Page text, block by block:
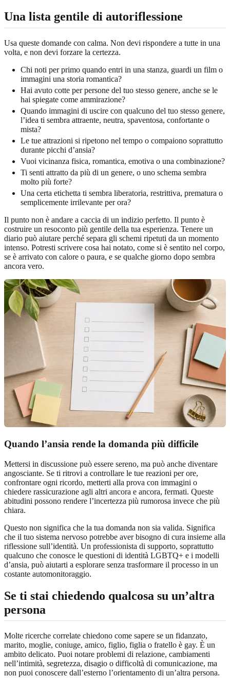
Una lista gentile di autoriflessione
Usa queste domande con calma. Non devi rispondere a tutte in una
volta, e non devi forzare la certezza.
Chi noti per primo quando entri in una stanza, guardi un film o
immagini una storia romantica?
Hai avuto cotte per persone del tuo stesso genere, anche se le
hai spiegate come ammirazione?
Quando immagini di uscire con qualcuno del tuo stesso genere,
l’idea ti sembra attraente, neutra, spaventosa, confortante o
mista?
Le tue attrazioni si ripetono nel tempo o compaiono soprattutto
durante picchi d’ansia?
Vuoi vicinanza fisica, romantica, emotiva o una combinazione?
Ti senti attratto da più di un genere, o uno schema sembra
molto più forte?
Una certa etichetta ti sembra liberatoria, restrittiva, prematura o
semplicemente irrilevante per ora?
Il punto non è andare a caccia di un indizio perfetto. Il punto è
costruire un resoconto più gentile della tua esperienza. Tenere un
diario può aiutare perché separa gli schemi ripetuti da un momento
intenso. Potresti scrivere cosa hai notato, come si è sentito nel corpo,
se è arrivato con calore o paura, e se qualche giorno dopo sembra
ancora vero.
Quando l’ansia rende la domanda più difficile
Mettersi in discussione può essere sereno, ma può anche diventare
angosciante. Se ti ritrovi a controllare le tue reazioni per ore,
confrontare ogni ricordo, metterti alla prova con immagini o
chiedere rassicurazione agli altri ancora e ancora, fermati. Queste
abitudini possono rendere l’incertezza più rumorosa invece che più
chiara.
Questo non significa che la tua domanda non sia valida. Significa
che il tuo sistema nervoso potrebbe aver bisogno di cura insieme alla
riflessione sull’identità. Un professionista di supporto, soprattutto
qualcuno che conosce le questioni di identità LGBTQ+ e i modelli
d’ansia, può aiutarti a esplorare senza trasformare il processo in un
costante automonitoraggio.
Se ti stai chiedendo qualcosa su un’altra
persona
Molte ricerche correlate chiedono come sapere se un fidanzato,
marito, moglie, coniuge, amico, figlio, figlia o fratello è gay. È un
ambito delicato. Puoi notare problemi di relazione, cambiamenti
nell’intimità, segretezza, disagio o difficoltà di comunicazione, ma
non puoi conoscere dall’esterno l’orientamento di un’altra persona.